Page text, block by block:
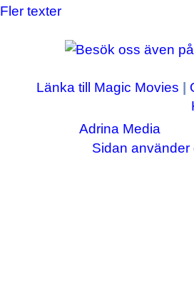
Fler texter
Länka till Magic Movies
Copyright © 2003-2026Adrina Media
Sidan använder